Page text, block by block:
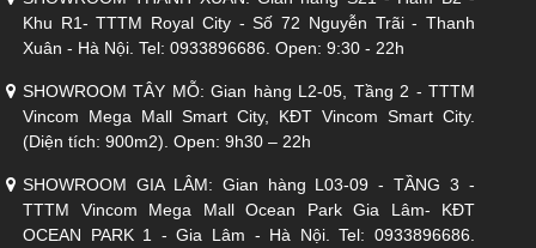
Khu R1- TTTM Royal City - Số 72 Nguyễn Trãi - Thanh
Xuân - Hà Nội. Tel: 0933896686. Open: 9:30 - 22h
SHOWROOM TÂY MỖ: Gian hàng L2-05, Tầng 2 - TTTM
Vincom Mega Mall Smart City, KĐT Vincom Smart City.
(Diện tích: 900m2). Open: 9h30 – 22h
SHOWROOM GIA LÂM: Gian hàng L03-09 - TẦNG 3 -
TTTM Vincom Mega Mall Ocean Park Gia Lâm- KĐT
OCEAN PARK 1 - Gia Lâm - Hà Nội. Tel: 0933896686.